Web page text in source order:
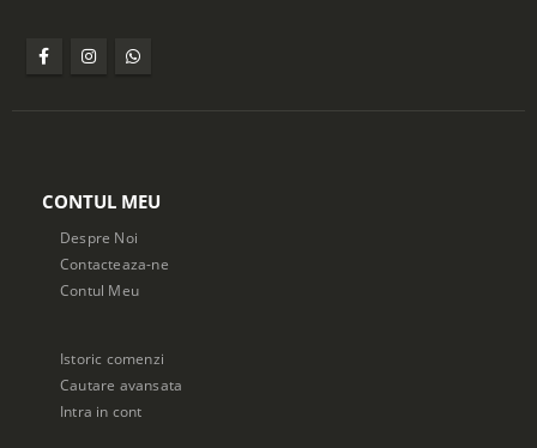
CONTUL MEU
Despre Noi
Contacteaza-ne
Contul Meu
Istoric comenzi
Cautare avansata
Intra in cont